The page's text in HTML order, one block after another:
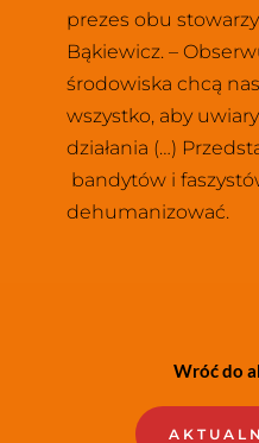
prezes obu
Bąkiewicz. –
środowiska chcą
wszystko, aby
działania (…)
bandytów i
dehumanizować.
Wróć do